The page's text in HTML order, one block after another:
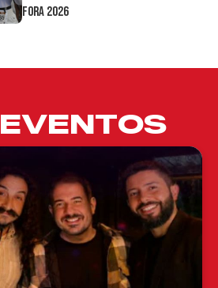
Fora 2026
EVENTOS